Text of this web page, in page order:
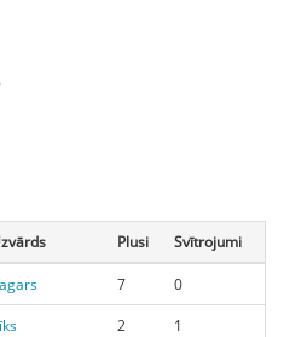
Plusi Svītrojumi
7
0
2
1